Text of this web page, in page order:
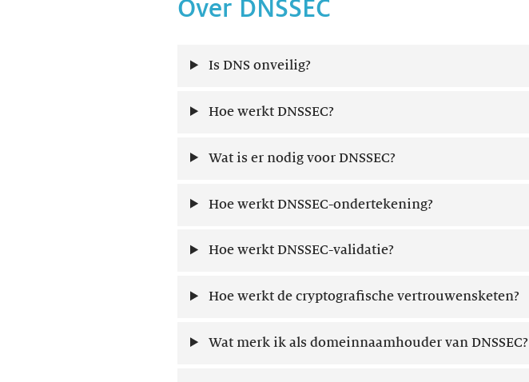
Over DNSSEC
Is DNS onveilig?
Hoe werkt DNSSEC?
Wat is er nodig voor DNSSEC?
Hoe werkt DNSSEC-ondertekening?
Hoe werkt DNSSEC-validatie?
Hoe werkt de cryptografische vertrouwensketen?
Wat merk ik als domeinnaamhouder van DNSSEC?